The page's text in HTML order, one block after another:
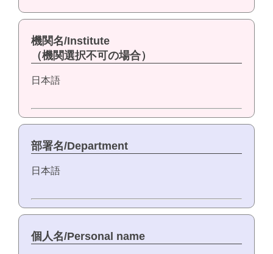
機関名/Institute
（機関選択不可の場合）
日本語
部署名/Department
日本語
個人名/Personal name